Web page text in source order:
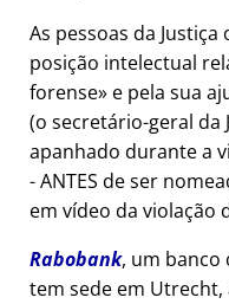
As pessoas da
posição intelectual
forense e pela sua
(o secretário-geral da
apanhado durante a
- ANTES de ser
em vídeo da violação
Rabobank, um banco
tem sede em